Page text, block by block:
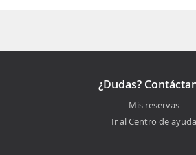
¿Dudas?
Mis reservas
Ir al Centro de ayuda